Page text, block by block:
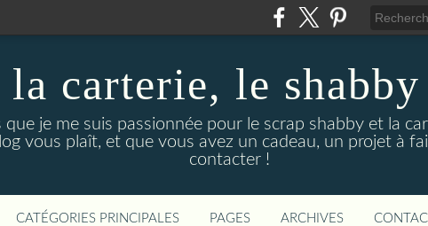
la carterie, le
je me suis passionnée pour le scrap shabby et la
vous plaît, et que vous avez un cadeau, un projet à
contacter !
CATÉGORIES PRINCIPALES PAGES ARCHIVES